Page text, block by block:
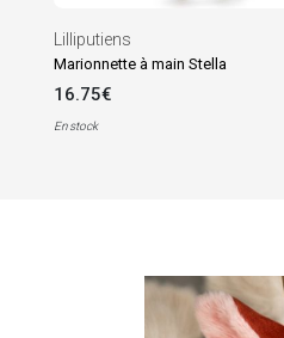
Lilliputiens
Marionnette à main Stella
16.75€
En stock